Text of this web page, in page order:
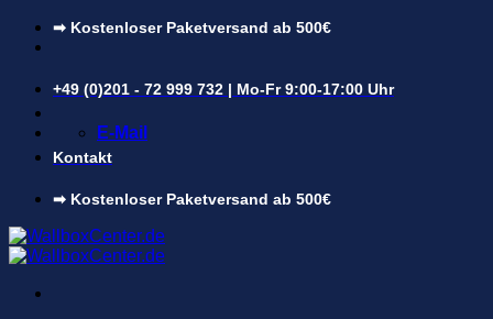
Zum
Inhalt
➡ Kostenloser Paketversand ab 500€
+49 (0)201 - 72 999 732 | Mo-Fr 9:00-17:00 Uhr
E-Mail
Kontakt
➡ Kostenloser Paketversand ab 500€